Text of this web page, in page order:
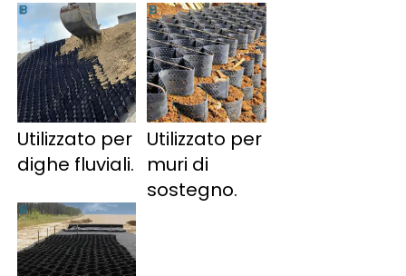
Utilizzato per
Utilizzato per
muri di
sostegno.